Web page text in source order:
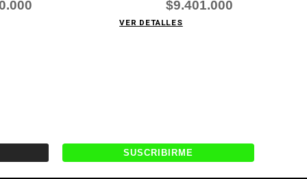
$9.401.000
VER DETALLES